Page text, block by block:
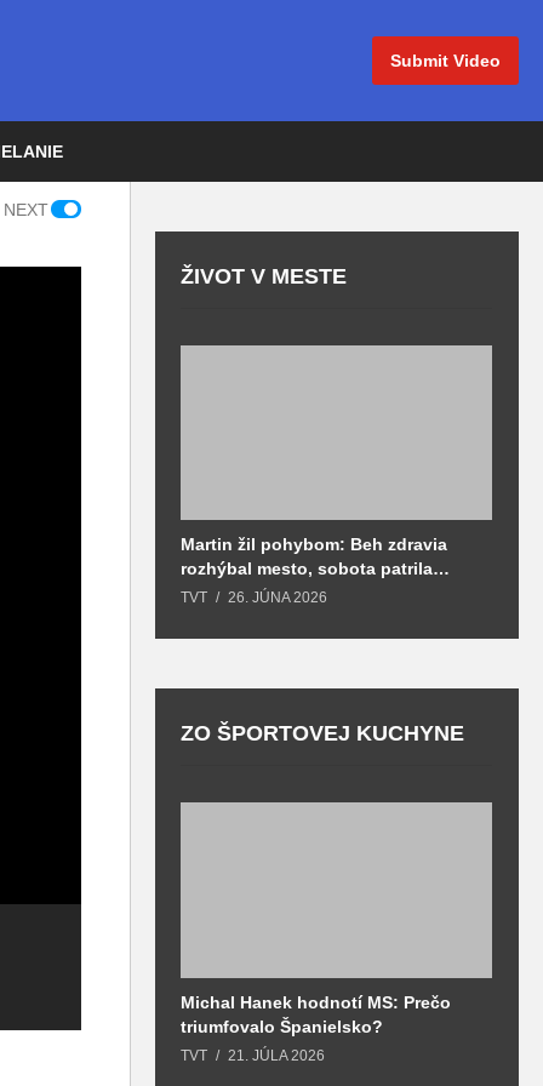
Submit Video
Ani tento rok na
Vianoce neobišli
ŽIVOT V MESTE
Martin žil pohybom: Beh zdravia
rozhýbal mesto, sobota patrila
zdraviu a prevencii
TVT 26. JÚNA 2026
ZO ŠPORTOVEJ KUCHYNE
Michal Hanek hodnotí MS: Prečo
triumfovalo Španielsko?
TVT 21. JÚLA 2026